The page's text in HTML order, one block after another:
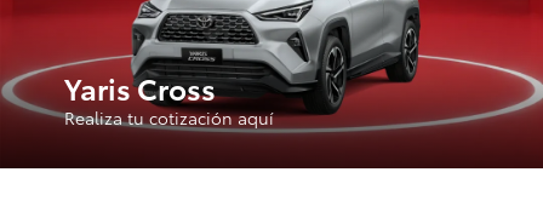
Servicios Toyota
Mundo Toyota
Yaris Cross
Realiza tu cotización aquí